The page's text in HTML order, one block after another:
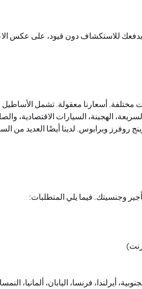
للاستكشاف دون قيود، على عكس
أسعارنا معقولة. تشمل الأساطيل
الهجينة، السيارات الاقتصادية،
روفرز وبرابوس. لدينا أيضًا العديد من
وجنسيتك. فيما يلي المتطلبات:
أيرلندا، فرنسا، اليابان، ألمانيا،